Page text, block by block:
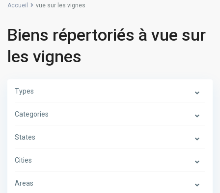
Accueil vue sur les vignes
Biens répertoriés à vue sur
les vignes
Types
Categories
States
Cities
Areas